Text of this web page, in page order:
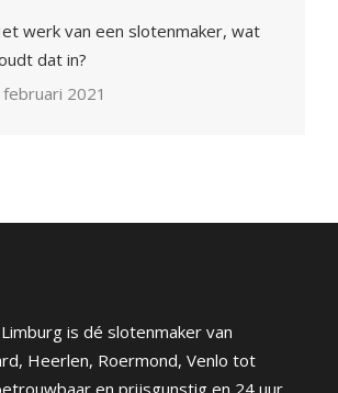
werk van een slotenmaker, wat
dat in?
februari 2021
is dé slotenmaker van
Heerlen, Roermond, Venlo tot
en prijsgunstig en 24 uur